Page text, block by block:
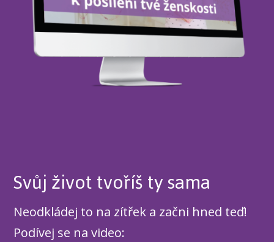
Svůj život tvoříš ty sama
Neodkládej to na zítřek a začni hned teď!
Podívej se na video: